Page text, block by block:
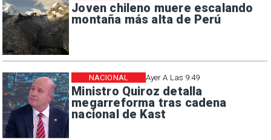
Joven chileno muere escalando
montaña más alta de Perú
Ayer A Las 9:49
Ministro Quiroz detalla
megarreforma tras cadena
nacional de Kast
NACIONAL